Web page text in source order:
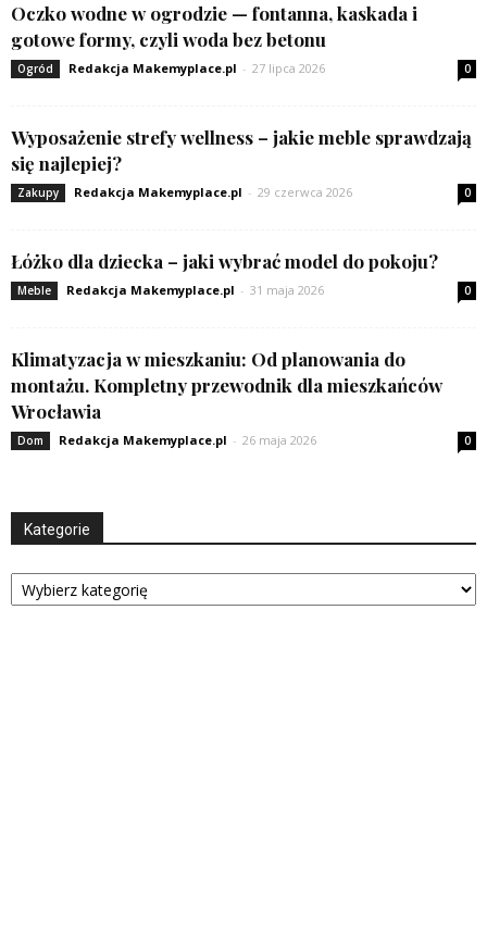
Oczko wodne w ogrodzie — fontanna, kaskada i
gotowe formy, czyli woda bez betonu
Ogród Redakcja Makemyplace.pl - 27 lipca 2026 0
Wyposażenie strefy wellness – jakie meble sprawdzają
się najlepiej?
Zakupy Redakcja Makemyplace.pl - 29 czerwca 2026 0
Łóżko dla dziecka – jaki wybrać model do pokoju?
Meble Redakcja Makemyplace.pl - 31 maja 2026 0
Klimatyzacja w mieszkaniu: Od planowania do
montażu. Kompletny przewodnik dla mieszkańców
Wrocławia
Dom Redakcja Makemyplace.pl - 26 maja 2026 0
Kategorie
Kategorie